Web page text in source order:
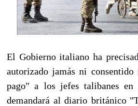
El Gobierno italiano ha
autorizado jamás ni
pago" a los jefes talibanes en
demandará al diario británico